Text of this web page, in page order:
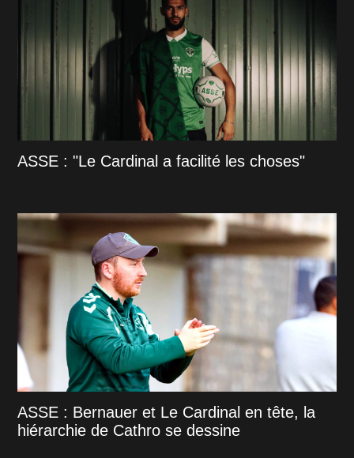
ASSE : "Le Cardinal a facilité les choses"
ASSE : Bernauer et Le Cardinal en tête, la
hiérarchie de Cathro se dessine